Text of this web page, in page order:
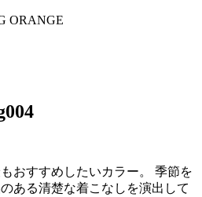
ORANGE
おすすめしたいカラー。 季節を
ある清楚な着こなしを演出して